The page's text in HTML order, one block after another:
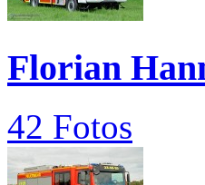
Florian
42 Fotos